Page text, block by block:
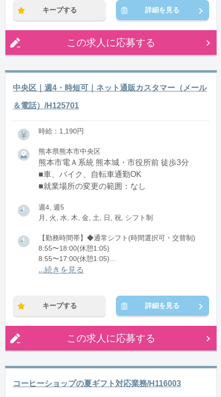
※時短：8:55～16:00/17:00の時短も相談可能
キープする 詳細を見る
この求人に応募する
中央区｜週4・時短可｜ネット通販カスタマー（メール
＆電話）/H125701
時給：1,190円
熊本県熊本市中央区
熊本市電Ａ系統 熊本城・市役所前 徒歩3分
■車、バイク、自転車通勤OK
■就業場所の変更の範囲：なし
週4, 週5
月, 火, 水, 木, 金, 土, 日, 祝, シフト制
【勤務時間帯】◆通常シフト(時間選択可・交替制)
8:55〜18:00(休憩1:05)
8:55〜17:00(休憩1:05)
8:55〜16:00(休憩1:05)
※時短：8:55～16:00/17:00の時短も相談可能
...続きを見る
キープする 詳細を見る
この求人に応募する
コーヒーショップの夏ギフト対応業務/H116003